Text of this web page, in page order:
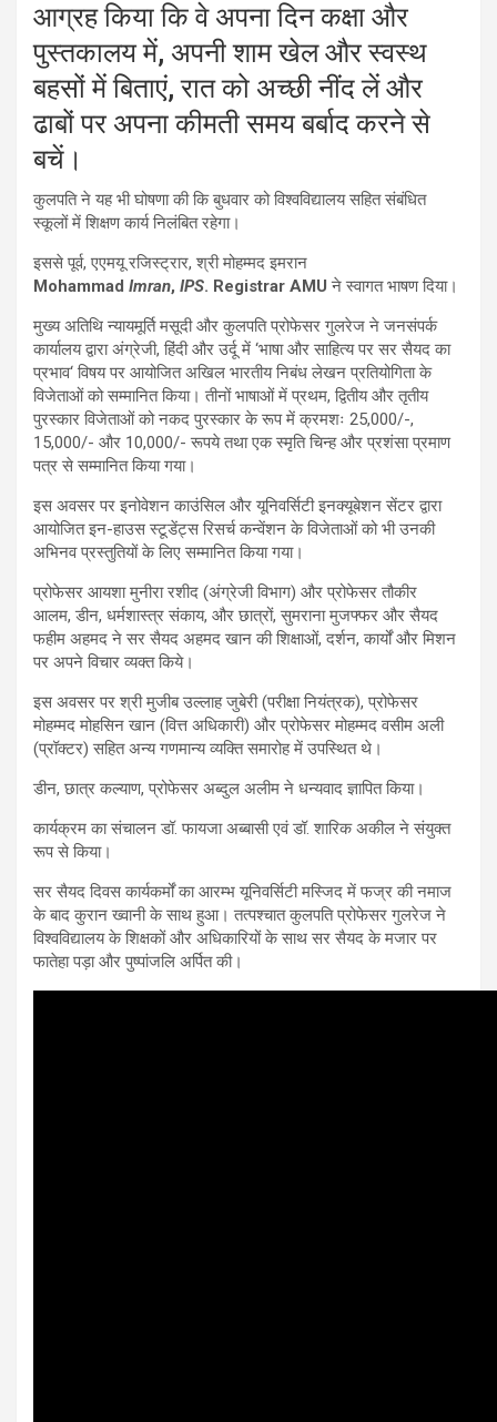
आग्रह किया कि वे अपना दिन कक्षा और
पुस्तकालय में, अपनी शाम खेल और स्वस्थ
बहसों में बिताएं,रात को अच्छी नींद लें और
ढाबों पर अपना कीमती समय बर्बाद करने से
बचें।
कुलपति ने यह भी घोषणा की कि बुधवार को विश्वविद्यालय सहित संबंधित
स्कूलों में शिक्षण कार्य निलंबित रहेगा।
इससे पूर्व,एएमयू रजिस्ट्रार,श्री मोहम्मद इमरान
Mohammad Imran, IPS. Registrar AMU ने स्वागत भाषण दिया।
मुख्य अतिथि न्यायमूर्ति मसूदी और कुलपति प्रोफेसर गुलरेज ने जनसंपर्क
कार्यालय द्वारा अंग्रेजी,हिंदी और उर्दू में ‘भाषा और साहित्य पर सर सैयद का
प्रभाव‘विषय पर आयोजित अखिल भारतीय निबंध लेखन प्रतियोगिता के
विजेताओं को सम्मानित किया। तीनों भाषाओं में प्रथम,द्वितीय और तृतीय
पुरस्कार विजेताओं को नकद पुरस्कार के रूप में क्रमशः 25,000/-,
15,000/- और 10,000/-रूपये तथा एक स्मृति चिन्ह और प्रशंसा प्रमाण
पत्र से सम्मानित किया गया।
इस अवसर पर इनोवेशन काउंसिल और यूनिवर्सिटी इनक्यूबेशन सेंटर द्वारा
आयोजित इन-हाउस स्टूडेंट्स रिसर्च कन्वेंशन के विजेताओं को भी उनकी
अभिनव प्रस्तुतियों के लिए सम्मानित किया गया।
प्रोफेसर आयशा मुनीरा रशीद (अंग्रेजी विभाग) और प्रोफेसर तौकीर
आलम,डीन, धर्मशास्त्र संकाय, और छात्रों,सुमराना मुजफ्फर और सैयद
फहीम अहमद ने सर सैयद अहमद खान की शिक्षाओं,दर्शन,कार्यों और मिशन
पर अपने विचार व्यक्त किये।
इस अवसर पर श्री मुजीब उल्लाह जुबेरी (परीक्षा नियंत्रक),प्रोफेसर
मोहम्मद मोहसिन खान (वित्त अधिकारी) और प्रोफेसर मोहम्मद वसीम अली
(प्रॉक्टर) सहित अन्य गणमान्य व्यक्ति समारोह में उपस्थित थे।
डीन,छात्र कल्याण,प्रोफेसर अब्दुल अलीम ने धन्यवाद ज्ञापित किया।
कार्यक्रम का संचालन डॉ. फायजा अब्बासी एवं डॉ. शारिक अकील ने संयुक्त
रूप से किया।
सर सैयद दिवस कार्यकर्मों का आरम्भ यूनिवर्सिटी मस्जिद में फज्र की नमाज
के बाद कुरान ख्वानी के साथ हुआ। तत्पश्चात कुलपति प्रोफेसर गुलरेज ने
विश्वविद्यालय के शिक्षकों और अधिकारियों के साथ सर सैयद के मजार पर
फातेहा पड़ा और पुष्पांजलि अर्पित की।